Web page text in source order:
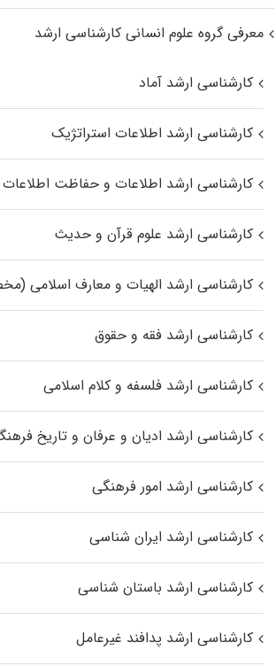
معرفی گروه علوم انسانی کارشناسی ارشد
کارشناسی ارشد آماد
کارشناسی ارشد اطلاعات استراتژیک
کارشناسی ارشد اطلاعات و حفاظت اطلاعات
کارشناسی ارشد علوم قرآن و حدیث
کارشناسی ارشد الهیات و معارف
کارشناسی ارشد فقه و حقوق
کارشناسی ارشد فلسفه و کلام اسلامی
کارشناسی ارشد ادیان و عرفان و تاریخ
کارشناسی ارشد امور فرهنگی
کارشناسی ارشد ایران شناسی
کارشناسی ارشد باستان شناسی
کارشناسی ارشد پدافند غیرعامل